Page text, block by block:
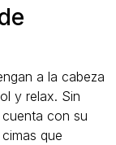
a la cabeza
y relax. Sin
con su
que